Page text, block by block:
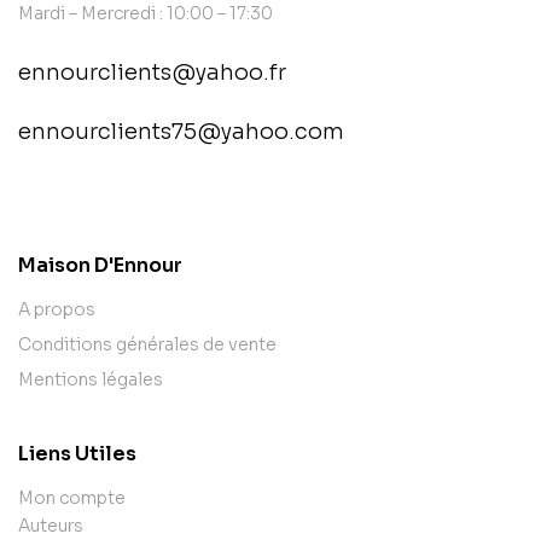
Mardi – Mercredi : 10:00 – 17:30
ennourclients@yahoo.fr
ennourclients75@yahoo.com
Maison D'Ennour
A propos
Conditions générales de vente
Mentions légales
Liens Utiles
Mon compte
Auteurs